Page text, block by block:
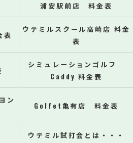
浦安駅前店 料金表
表
ウテミルスクール高崎店 料金
表
シミュレーションゴルフ
Caddy 料金表
ン
Golfet亀有店 料金表
ウテミル試打会とは・・・